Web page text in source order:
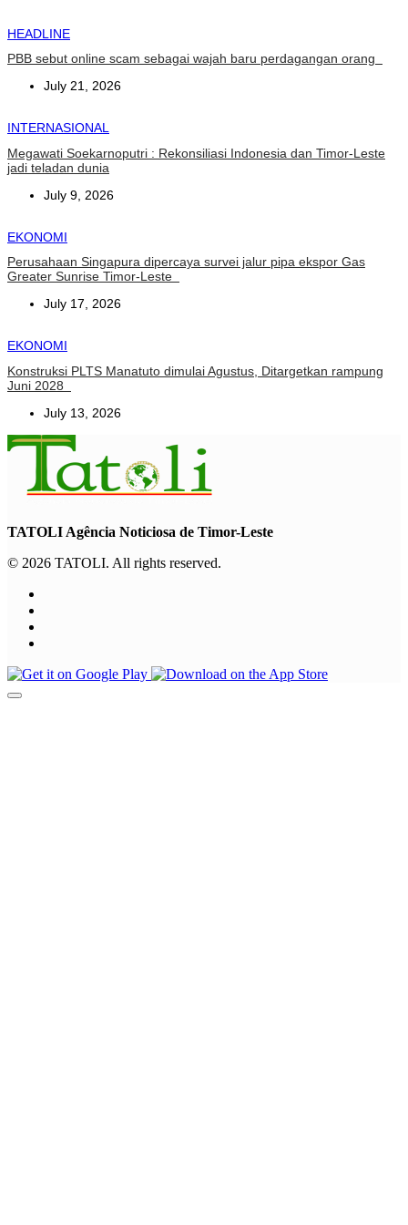
HEADLINE
PBB sebut online scam sebagai wajah baru perdagangan orang
July 21, 2026
INTERNASIONAL
Megawati Soekarnoputri : Rekonsiliasi Indonesia dan Timor-Leste
jadi teladan dunia
July 9, 2026
EKONOMI
Perusahaan Singapura dipercaya survei jalur pipa ekspor Gas
Greater Sunrise Timor-Leste
July 17, 2026
EKONOMI
Konstruksi PLTS Manatuto dimulai Agustus, Ditargetkan rampung
Juni 2028
July 13, 2026
TATOLI Agência Noticiosa de Timor-Leste
© 2026 TATOLI. All rights reserved.